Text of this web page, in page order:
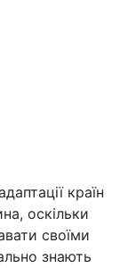
країн
оскільки
своїми
знають